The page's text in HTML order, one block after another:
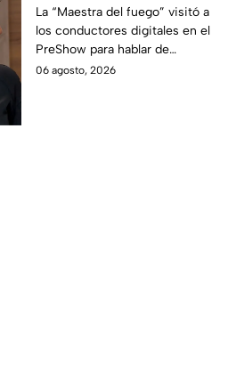
opina sobre la decisión
de Ramahá de subir a
Daniela al balcón de
MasterChef 24/7
La “Maestra del fuego” visitó a
los conductores digitales en el
PreShow para hablar de
algunos de los sucesos más
06 agosto, 2026